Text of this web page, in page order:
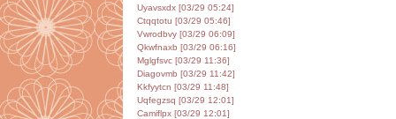
Uyavsxdx [03/29 05:24]
Ctqqtotu [03/29 05:46]
Vwrodbvy [03/29 06:09]
Qkwfnaxb [03/29 06:16]
Mglgfsvc [03/29 11:36]
Diagovmb [03/29 11:42]
Kkfyytcn [03/29 11:48]
Uqfegzsq [03/29 12:01]
Camiflpx [03/29 12:01]